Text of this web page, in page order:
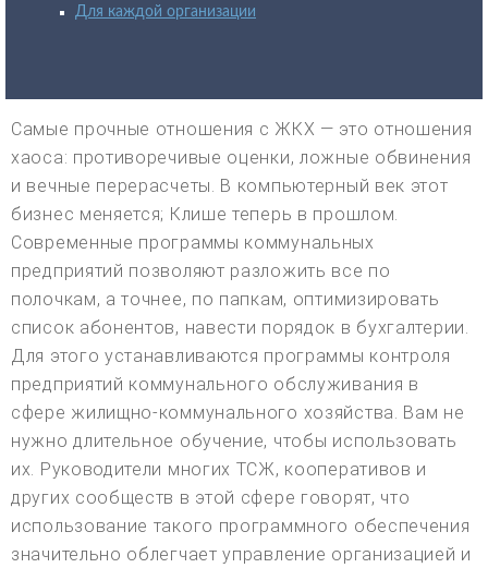
Для каждой организации
Самые прочные отношения с ЖКХ — это отношения
хаоса: противоречивые оценки, ложные обвинения
и вечные перерасчеты. В компьютерный век этот
бизнес меняется; Клише теперь в прошлом.
Современные программы коммунальных
предприятий позволяют разложить все по
полочкам, а точнее, по папкам, оптимизировать
список абонентов, навести порядок в бухгалтерии.
Для этого устанавливаются программы контроля
предприятий коммунального обслуживания в
сфере жилищно-коммунального хозяйства. Вам не
нужно длительное обучение, чтобы использовать
их. Руководители многих ТСЖ, кооперативов и
других сообществ в этой сфере говорят, что
использование такого программного обеспечения
значительно облегчает управление организацией и